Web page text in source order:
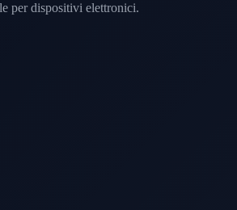
per dispositivi elettronici.